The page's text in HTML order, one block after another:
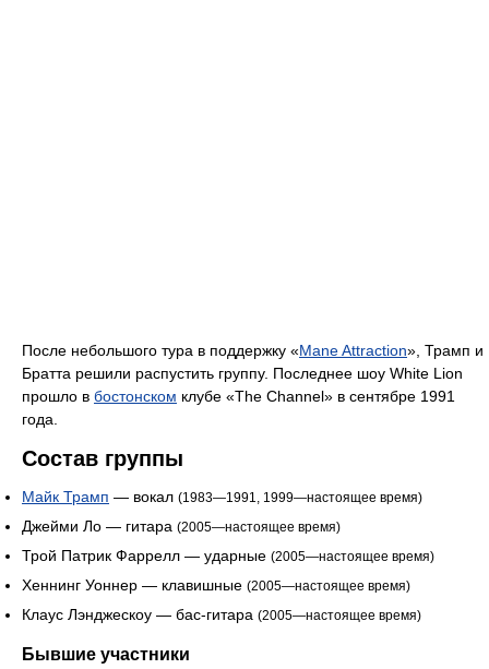
После небольшого тура в поддержку «Mane Attraction», Трамп и
Братта решили распустить группу. Последнее шоу White Lion
прошло в бостонском клубе «The Channel» в сентябре 1991
года.
Состав группы
Майк Трамп — вокал (1983—1991, 1999—настоящее время)
Джейми Ло — гитара (2005—настоящее время)
Трой Патрик Фаррелл — ударные (2005—настоящее время)
Хеннинг Уоннер — клавишные (2005—настоящее время)
Клаус Лэнджескоу — бас-гитара (2005—настоящее время)
Бывшие участники